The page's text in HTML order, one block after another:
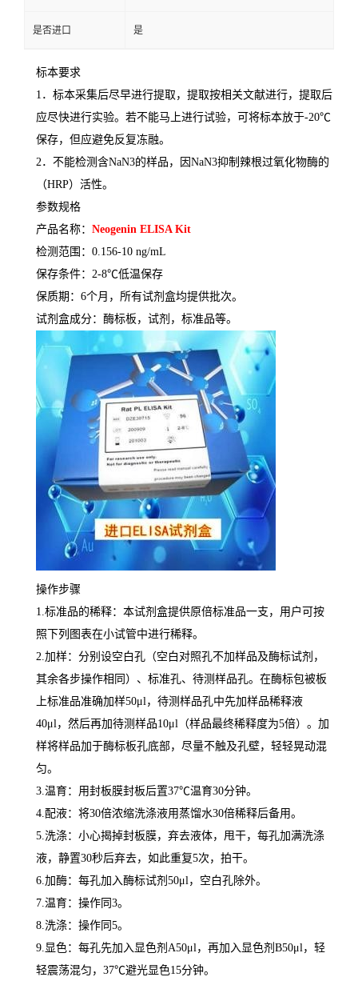
是否进口 是
标本要求
1 ．标本采集后尽早进行提取，提取按相关文献进行，提取后
应尽快进行实验。若不能马上进行试验，可将标本放于-20℃
保存，但应避免反复冻融。
2 ．不能检测含NaN3的样品，因 NaN3抑制辣根过氧化物酶的
（HRP）活性。
参数规格
产品名称： Neogenin ELISA Kit
检测范围： 0.156-10 ng/mL
保存条件： 2-8℃低温保存
保质期： 6个月，所有试剂盒均提供批次。
试剂盒成分：酶标板，试剂，标准品等。
操作步骤
1. 标准品的稀释：本试剂盒提供原倍标准品一支，用户可按
照下列图表在小试管中进行稀释。
2. 加样：分别设空白孔（空白对照孔不加样品及酶标试剂，
其余各步操作相同）、标准孔、待测样品孔。在酶标包被板
上标准品准确加样50μl ，待测样品孔中先加样品稀释液
40μl ，然后再加待测样品10μl （样品最终稀释度为5倍）。加
样将样品加于酶标板孔底部，尽量不触及孔壁，轻轻晃动混
匀。
3. 温育：用封板膜封板后置37℃温育30分钟。
4. 配液：将30倍浓缩洗涤液用蒸馏水30倍稀释后备用。
5. 洗涤：小心揭掉封板膜，弃去液体，甩干，每孔加满洗涤
液，静置30秒后弃去，如此重复5次，拍干。
6. 加酶：每孔加入酶标试剂 50μl ，空白孔除外。
7. 温育：操作同 3。
8. 洗涤：操作同 5。
9. 显色：每孔先加入显色剂 A50μl ，再加入显色剂 B50μl ，轻
轻震荡混匀， 37℃避光显色15分钟。